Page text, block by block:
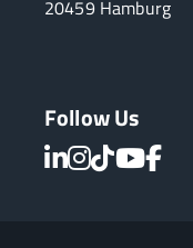
20459 Hamburg
Follow Us